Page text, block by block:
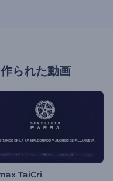
られた動画
TaiCri